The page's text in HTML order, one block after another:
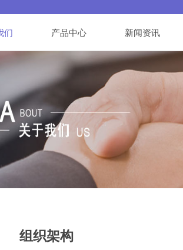
们 产品中心 新闻资讯
组织架构